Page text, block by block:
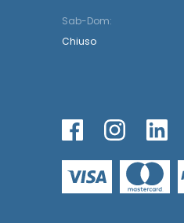
Sab-Dom:
Chiuso